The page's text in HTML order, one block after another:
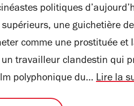
politiques
une guichetière
comme une prostituée et
travailleur clandestin qui
polyphonique du... Lire la